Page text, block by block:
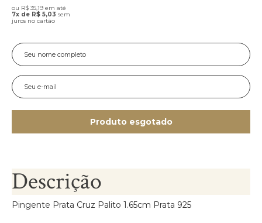
ou R$ 35,19 em até
7x de R$ 5,03 sem
juros no cartão
Produto esgotado
Descrição
Pingente Prata Cruz Palito 1.65cm Prata 925